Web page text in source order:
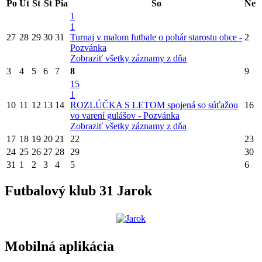
Po Ut St Št Pia So Ne
27 28 29 30 31
1
1
Turnaj v malom futbale o pohár starostu obce -
Pozvánka
Zobraziť všetky záznamy z dňa
2
3 4 5 6 7 8 9
10 11 12 13 14
15
1
ROZLÚČKA S LETOM spojená so súťažou
vo varení gulášov - Pozvánka
Zobraziť všetky záznamy z dňa
16
17 18 19 20 21 22
23
24 25 26 27 28 29
30
31 1 2 3 4 5 6
Futbalový klub 31 Jarok
Mobilná aplikácia